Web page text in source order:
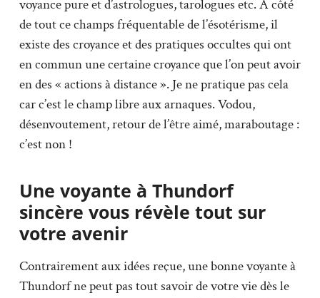
voyance pure et d’astrologues, tarologues etc. A côté
de tout ce champs fréquentable de l’ésotérisme, il
existe des croyance et des pratiques occultes qui ont
en commun une certaine croyance que l’on peut avoir
en des « actions à distance ». Je ne pratique pas cela
car c’est le champ libre aux arnaques. Vodou,
désenvoutement, retour de l’être aimé, maraboutage :
c’est non !
Une voyante à Thundorf
sincère vous révèle tout sur
votre avenir
Contrairement aux idées reçue, une bonne voyante à
Thundorf ne peut pas tout savoir de votre vie dès le